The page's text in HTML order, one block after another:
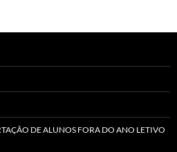
DE ALUNOS FORA DO ANO LETIVO